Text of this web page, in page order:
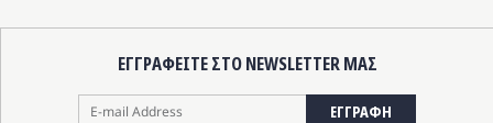
ΕΓΓΡΑΦΕΙΤΕ ΣΤΟ NEWSLETTER ΜΑΣ
ΕΓΓΡΑΦΗ